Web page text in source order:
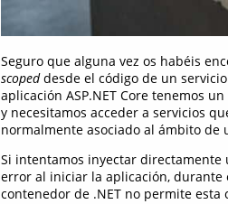
Seguro que alguna vez os habéis
scopeddesde el código de un
aplicación ASP.NET Core tenemos
y necesitamos acceder a servicios
normalmente asociado al ámbito de
Si intentamos inyectar
error al iniciar la aplicación, durante
contenedor de .NET no permite esta